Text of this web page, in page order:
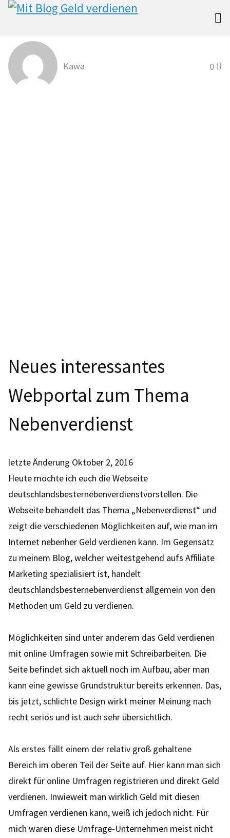

Kawa 0
Neues interessantes
Webportal zum Thema
Nebenverdienst
letzte Änderung Oktober 2, 2016
Heute möchte ich euch die Webseite
deutschlandsbesternebenverdienstvorstellen. Die
Webseite behandelt das Thema „Nebenverdienst“ und
zeigt die verschiedenen Möglichkeiten auf, wie man im
Internet nebenher Geld verdienen kann. Im Gegensatz
zu meinem Blog, welcher weitestgehend aufs Affiliate
Marketing spezialisiert ist, handelt
deutschlandsbesternebenverdienst allgemein von den
Methoden um Geld zu verdienen.
Möglichkeiten sind unter anderem das Geld verdienen
mit online Umfragen sowie mit Schreibarbeiten. Die
Seite befindet sich aktuell noch im Aufbau, aber man
kann eine gewisse Grundstruktur bereits erkennen. Das,
bis jetzt, schlichte Design wirkt meiner Meinung nach
recht seriös und ist auch sehr übersichtlich.
Als erstes fällt einem der relativ groß gehaltene
Bereich im oberen Teil der Seite auf. Hier kann man sich
direkt für online Umfragen registrieren und direkt Geld
verdienen. Inwieweit man wirklich Geld mit diesen
Umfragen verdienen kann, weiß ich jedoch nicht. Für
mich waren diese Umfrage-Unternehmen meist nicht